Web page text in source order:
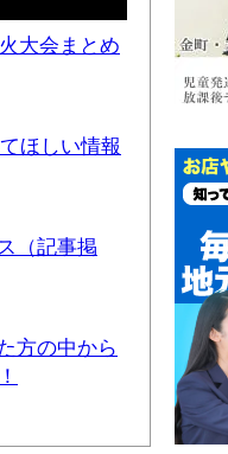
大会まとめ
ほしい情報
（記事掲
方の中から